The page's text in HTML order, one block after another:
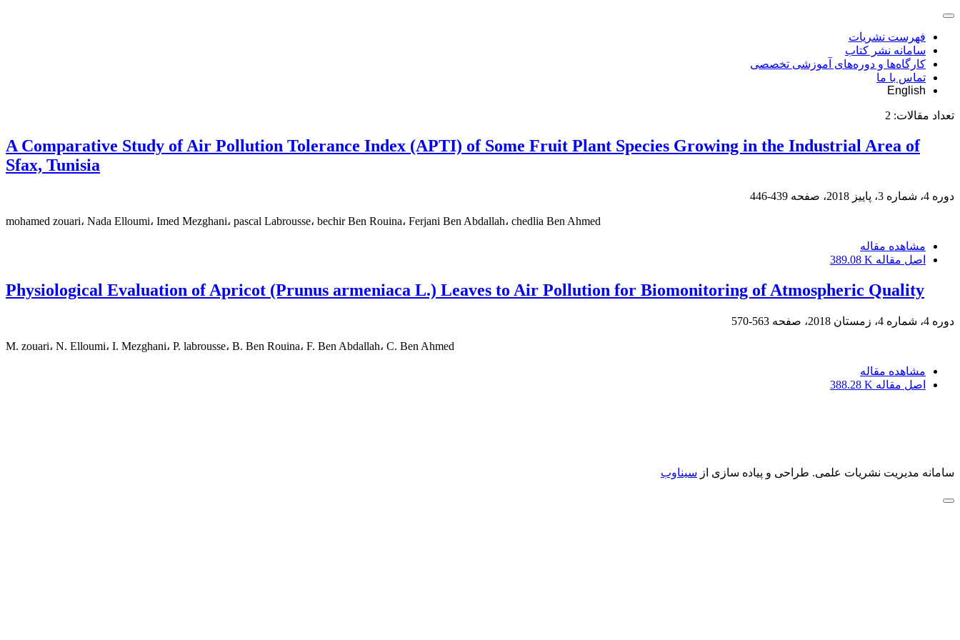
فهرست نشریات
سامانه نشر کتاب
کارگاه‌ها و دوره‌های آموزشی تخصصی
تماس با ما
English
تعداد مقالات: 2
A Comparative Study of Air Pollution Tolerance Index (APTI) of Some Fruit Plant Species Growing in the Industrial Area of
Sfax, Tunisia
دوره 4، شماره 3، پاییز 2018، صفحه 439-446
mohamed zouari، Nada Elloumi، Imed Mezghani، pascal Labrousse، bechir Ben Rouina، Ferjani Ben Abdallah، chedlia Ben Ahmed
مشاهده مقاله
اصل مقاله 389.08 K
Physiological Evaluation of Apricot (Prunus armeniaca L.) Leaves to Air Pollution for Biomonitoring of Atmospheric Quality
دوره 4، شماره 4، زمستان 2018، صفحه 563-570
M. zouari، N. Elloumi، I. Mezghani، P. labrousse، B. Ben Rouina، F. Ben Abdallah، C. Ben Ahmed
مشاهده مقاله
اصل مقاله 388.28 K
سامانه مدیریت نشریات علمی. طراحی و پیاده سازی از سیناوب